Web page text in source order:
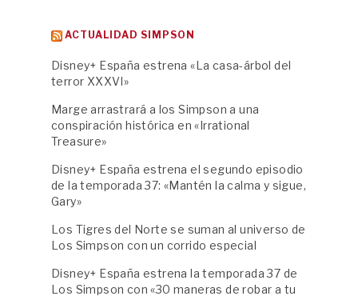
ACTUALIDAD SIMPSON
Disney+ España estrena «La casa-árbol del
terror XXXVI»
Marge arrastrará a los Simpson a una
conspiración histórica en «Irrational
Treasure»
Disney+ España estrena el segundo episodio
de la temporada 37: «Mantén la calma y sigue,
Gary»
Los Tigres del Norte se suman al universo de
Los Simpson con un corrido especial
Disney+ España estrena la temporada 37 de
Los Simpson con «30 maneras de robar a tu